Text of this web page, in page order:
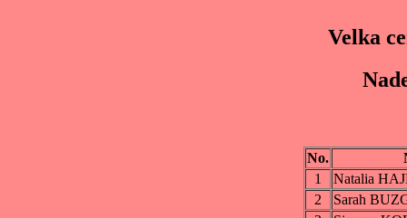
Velka
No.
1
Natalia
2
Sarah